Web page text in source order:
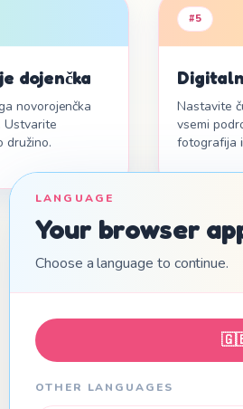
LANGUAGE
Your browser
Choose a language to continue.
OTHER LANGUAGES
dojenčka
novorojenčka
Ustvarite
družino.
#5
Nastavite
vsemi
fotografija